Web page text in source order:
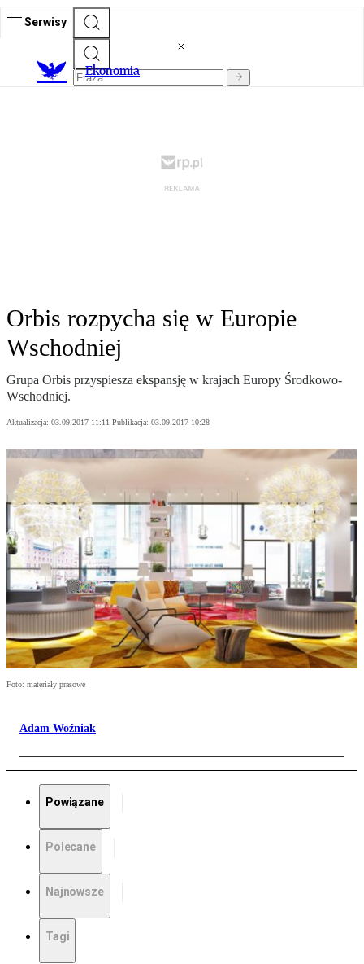
Serwisy
Ekonomia
Orbis rozpycha się w Europie
Wschodniej
Grupa Orbis przyspiesza ekspansję w krajach Europy Środkowo-
Wschodniej.
Aktualizacja: 03.09.2017 11:11 Publikacja: 03.09.2017 10:28
Foto: materiały prasowe
Adam Woźniak
Powiązane
Polecane
Najnowsze
Tagi